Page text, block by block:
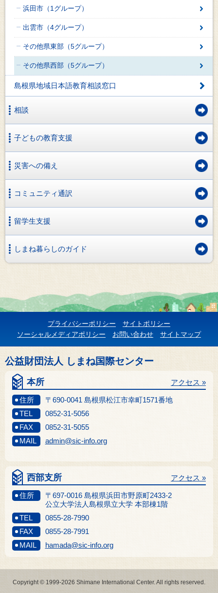
浜田市（1グループ）
出雲市（4グループ）
その他県東部（5グループ）
その他県西部（5グループ）
島根県地域日本語教育相談窓口
相談
子どもの教育支援
災害への備え
コミュニティ通訳
留学生支援
しまね暮らしのガイド
プライバシーポリシー
サイトポリシー
ソーシャルメディアポリシー
お問い合わせ サイトマップ
公益財団法人 しまね国際センター
本所
住所 〒690-0041 島根県松江市幸町1571番地
アクセス »
TEL
0852-31-5056
FAX
0852-31-5055
MAIL
admin@sic-info.org
西部支所
住所
〒697-0016 島根県浜田市野原町2433-2
公立大学法人島根県立大学 本部棟1階
アクセス »
TEL
0855-28-7990
FAX
0855-28-7991
MAIL
hamada@sic-info.org
Copyright © 1999-2026 Shimane International Center. All rights reserved.